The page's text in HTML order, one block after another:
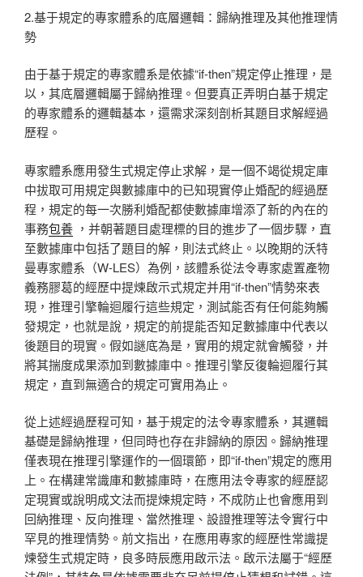
2.基于規定的專家體系的底層邏輯：歸納推理及其他推理情
勢
由于基于規定的專家體系是依據“if-then”規定停止推理，是
以，其底層邏輯屬于歸納推理。但要真正弄明白基于規定
的專家體系的邏輯基本，還需求深刻剖析其題目求解經過
歷程。
專家體系應用發生式規定停止求解，是一個不竭從規定庫
中拔取可用規定與數據庫中的已知現實停止婚配的經過歷
程，規定的每一次勝利婚配都使數據庫增添了新的內在的
事務包養 ，并朝著題目處理標的目的進步了一個步驟，直
至數據庫中包括了題目的解，則法式終止。以晚期的沃特
曼專家體系（W-LES）為例，該體系從法令專家處置產物
義務膠葛的經歷中提煉啟示式規定并用“if-then”情勢來表
現，推理引擎輪迴履行這些規定，測試能否有任何能夠觸
發規定，也就是說，規定的前提能否知足數據庫中代表以
後題目的現實。假如謎底為是，實用的規定就會觸發，并
將其揣度成果添加到數據庫中。推理引擎反復輪迴履行其
規定，直到無適合的規定可實用為止。
從上述經過歷程可知，基于規定的法令專家體系，其邏輯
基礎是歸納推理，但同時也存在非歸納的原因。歸納推理
僅表現在推理引擎運作的一個環節，即“if-then”規定的應用
上。在構建常識庫和數據庫時，在應用法令專家的經歷認
定現實或說明成文法而提煉規定時，不成防止也會應用到
回納推理、反向推理、當然推理、設證推理等法令實行中
罕見的推理情勢。前文指出，在應用專家的經歷性常識提
煉發生式規定時，良多時辰應用啟示法。啟示法屬于“經歷